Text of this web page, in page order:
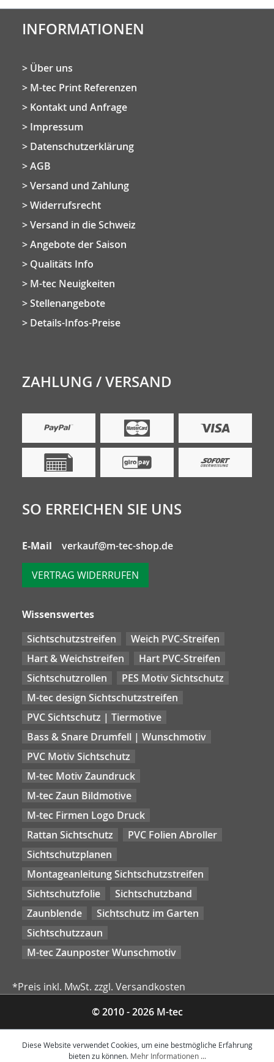
INFORMATIONEN
Über uns
M-tec Print Referenzen
Kontakt und Anfrage
Impressum
Datenschutzerklärung
AGB
Versand und Zahlung
Widerrufsrecht
Versand in die Schweiz
Angebote der Saison
Qualitäts Info
M-tec Neuigkeiten
Stellenangebote
Details-Infos-Preise
ZAHLUNG / VERSAND
SO ERREICHEN SIE UNS
E-Mail verkauf@m-tec-shop.de
VERTRAG WIDERRUFEN
Wissenswertes
Sichtschutzstreifen
Weich PVC-Streifen
Hart & Weichstreifen
Hart PVC-Streifen
Sichtschutzrollen
PES Motiv Sichtschutz
M-tec design Sichtschutzstreifen
PVC Sichtschutz | Tiermotive
Bass & Snare Drumfell | Wunschmotiv
PVC Motiv Sichtschutz
M-tec Motiv Zaundruck
M-tec Zaun Bildmotive
M-tec Firmen Logo Druck
Rattan Sichtschutz
PVC Folien Abroller
Sichtschutzplanen
Montageanleitung Sichtschutzstreifen
Sichtschutzfolie
Sichtschutzband
Zaunblende
Sichtschutz im Garten
Sichtschutzzaun
M-tec Zaunposter Wunschmotiv
*Preis inkl. MwSt. zzgl. Versandkosten
© 2010 - 2026 M-tec
Diese Website verwendet Cookies, um eine bestmögliche Erfahrung
bieten zu können. Mehr Informationen ...